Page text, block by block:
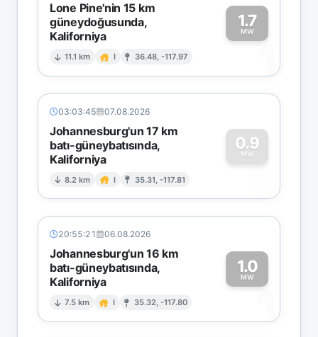
Lone Pine'nin 15 km
güneydoğusunda,
Kaliforniya
11.1 km I 36.48, -117.97
1.7
MW
1
03:03:45 07.08.2026
Johannesburg'un 17 km
batı-güneybatısında,
Kaliforniya
8.2 km I 35.31, -117.81
0.9
MW
0
20:55:21 06.08.2026
Johannesburg'un 16 km
batı-güneybatısında,
Kaliforniya
7.5 km I 35.32, -117.80
1.0
MW
1